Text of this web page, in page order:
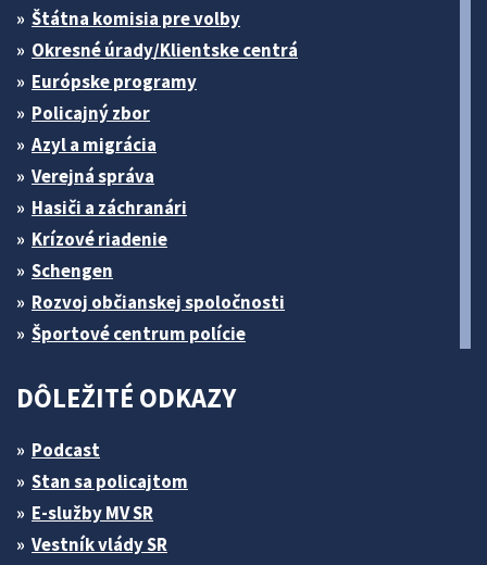
Štátna komisia pre volby
Okresné úrady/Klientske centrá
Európske programy
Policajný zbor
Azyl a migrácia
Verejná správa
Hasiči a záchranári
Krízové riadenie
Schengen
Rozvoj občianskej spoločnosti
Športové centrum polície
DÔLEŽITÉ ODKAZY
Podcast
Stan sa policajtom
E-služby MV SR
Vestník vlády SR